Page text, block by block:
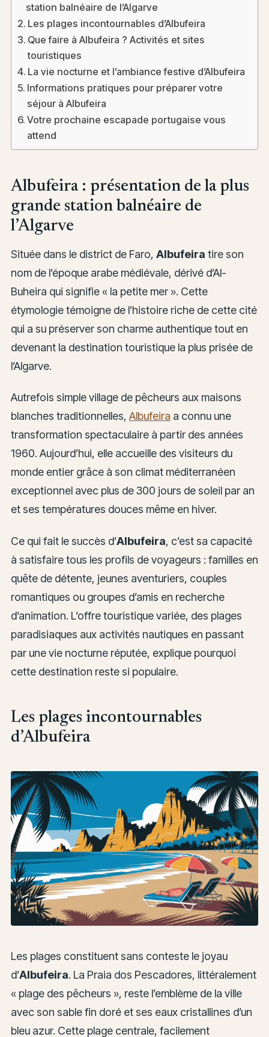
station balnéaire de l’Algarve
Les plages incontournables d’Albufeira
Que faire à Albufeira ? Activités et sites
touristiques
La vie nocturne et l’ambiance festive d’Albufeira
Informations pratiques pour préparer votre
séjour à Albufeira
Votre prochaine escapade portugaise vous
attend
Albufeira : présentation de la plus
grande station balnéaire de
l’Algarve
Située dans le district de Faro, Albufeira tire son
nom de l’époque arabe médiévale, dérivé d’Al-
Buheira qui signifie « la petite mer ». Cette
étymologie témoigne de l’histoire riche de cette cité
qui a su préserver son charme authentique tout en
devenant la destination touristique la plus prisée de
l’Algarve.
Autrefois simple village de pêcheurs aux maisons
blanches traditionnelles,Albufeira a connu une
transformation spectaculaire à partir des années
1960. Aujourd’hui, elle accueille des visiteurs du
monde entier grâce à son climat méditerranéen
exceptionnel avec plus de 300 jours de soleil par an
et ses températures douces même en hiver.
Ce qui fait le succès d’Albufeira, c’est sa capacité
à satisfaire tous les profils de voyageurs : familles en
quête de détente, jeunes aventuriers, couples
romantiques ou groupes d’amis en recherche
d’animation. L’offre touristique variée, des plages
paradisiaques aux activités nautiques en passant
par une vie nocturne réputée, explique pourquoi
cette destination reste si populaire.
Les plages incontournables
d’Albufeira
Les plages constituent sans conteste le joyau
d’Albufeira. La Praia dos Pescadores, littéralement
« plage des pêcheurs », reste l’emblème de la ville
avec son sable fin doré et ses eaux cristallines d’un
bleu azur. Cette plage centrale, facilement